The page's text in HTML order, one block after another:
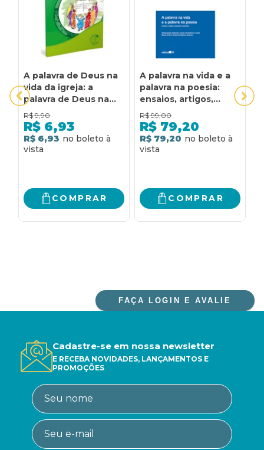
A palavra de Deus na
vida da igreja: a
palavra de Deus na
vida da igreja
R$ 9,90
R$ 6,93
R$ 6,93
COMPRAR
A palavra na vida e a
palavra na poesia:
ensaios, artigos,
resenhas e poemas
R$ 99,00
R$ 79,20
R$ 79,20
COMPRAR
FAÇA LOGIN E AVALIE
Cadastre-se em nossa newsletter
E RECEBA NOVIDADES, LANÇAMENTOS E
PROMOÇÕES